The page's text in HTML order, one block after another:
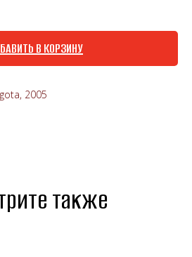
В КОРЗИНУ
2005
также